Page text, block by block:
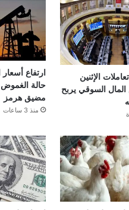
و
الإثنين
المال السوقي يربح
ارتفاع أسعار
حالة
مضيق هرمز
منذ 3 ساعات